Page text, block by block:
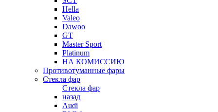
Hella
Valeo
Dawoo
GT
Master Sport
Platinum
НА КОМИССИЮ
Противотуманные фары
Стекла фар
Стекла фар
назад
Audi